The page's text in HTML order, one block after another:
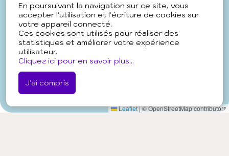
En poursuivant la navigation sur ce site, vous
accepter l'utilisation et l'écriture de cookies sur
votre appareil connecté.
Ces cookies sont utilisés pour réaliser des
statistiques et améliorer votre expérience
utilisateur.
Cliquez ici pour en savoir plus...
J'ai compris
Leaflet|© OpenStreetMap contributors